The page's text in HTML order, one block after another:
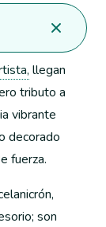
llegan
tributo a
vibrante
decorado
fuerza.
son